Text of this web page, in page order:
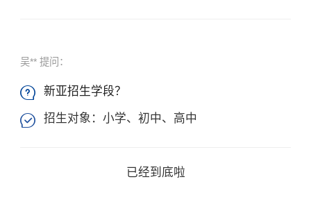
吴** 提问：
 新亚招生学段？
 招生对象：小学、初中、高中
已经到底啦